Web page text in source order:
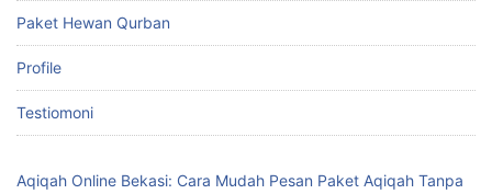
Paket Hewan Qurban
Profile
Testiomoni
Aqiqah Online Bekasi: Cara Mudah Pesan Paket Aqiqah Tanpa